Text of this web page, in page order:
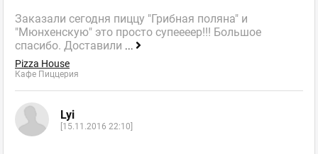
Заказали сегодня пиццу "Грибная поляна" и
"Мюнхенскую" это просто супеееер!!! Большое
спасибо. Доставили ...
Pizza House
Кафе Пиццерия
Lyi
[15.11.2016 22:10]